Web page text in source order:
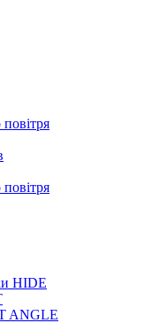
HIDE
ANGLE